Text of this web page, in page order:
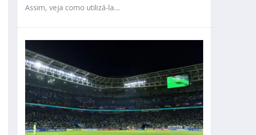
Assim, veja como utilizá-la....